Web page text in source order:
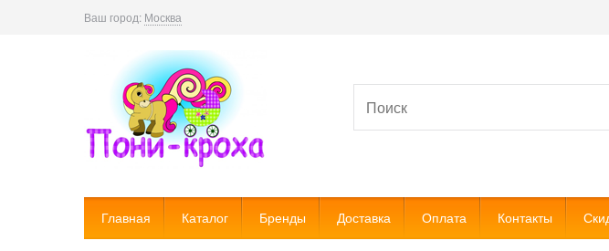
Ваш город: Москва
Главная Каталог Бренды Доставка Оплата Контакты